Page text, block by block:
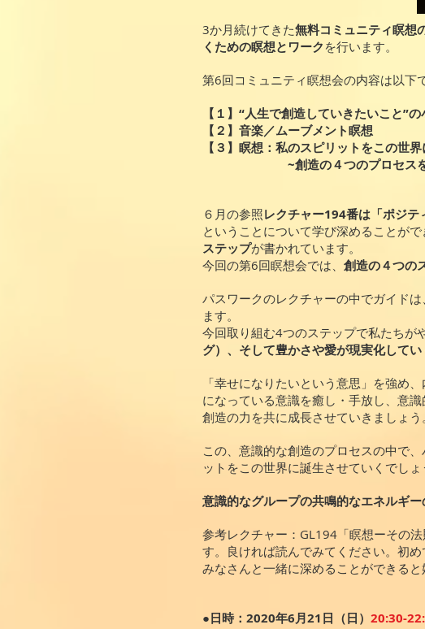
3か月続けてきた無料コミュニティ瞑想
くための瞑想とワーク を行います。
第6回コミュニティ瞑想会の内容は以下で
【１】“人生で創造していきたいこと”
【２】音楽／ムーブメント瞑想
【３】瞑想：私のスピリットをこの世
~創造の４つのプロセスをワ
６月の参照レクチャー194番は「ポジテ
ということについて学び深めることがで
ステップが書かれています。
今回の第6回瞑想会では、 創造の４つの
パスワークのレクチャーの中でガイドは、
ます。
今回取り組む4つのステップで私たちが
グ）、そして豊かさや愛が現実化して
「幸せになりたいという意思」を強め
になっている意識を癒し・手放し、意
創造の力を共に成長させていきましょう。
この、意識的な創造のプロセスの中で
ットをこの世界に誕生させていくでしょ
意識的なグループの共鳴的なエネルギ
参考レクチャー：GL194「瞑想ーその
す。良ければ読んでみてください。初め
みなさんと一緒に深めることができると
●日時：2020年6月21日（日） 20:30-